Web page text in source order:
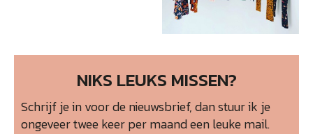
NIKS LEUKS MISSEN?
Schrijf je in voor de nieuwsbrief, dan stuur ik je
ongeveer twee keer per maand een leuke mail.